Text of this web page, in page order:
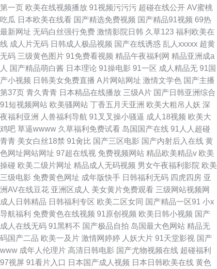
第一页 欧美在线视频播放 91视频污污污 超碰在线公开 AV蜜桃
吃瓜 日本欧美在线看 国产精选免费视频 国产精品91视频 69热
最新网址 无码白丝强行免费 激情影院日韩 久草123 福利欧美在
线 成人片无码 日韩成人极品视频 国产在线诱惑 乱人xxxxx 超黄
无码 三级黄色图片 91免费看视频 精品午夜福利网 精品亚洲成a
人 国产精品萌白酱 日本理论 91操电影 91一区 成人精品无 91国
产小视频 日韩美女免费直播 A片网站网址 激情文学色 国产主播
第37页 青久青青 日本精品在线播放 三级A片 国产日韩亚洲综合
91短视频网站 欧美骚网站 丁香五月天亚洲 欧美大粗吊人妖 深
夜福利亚洲
人兽福利导航 91叉叉操小骚逼 成人18视频 欧美大
鸡吧 草逼wwww 久草福利免费试看 岛国国产在线 91人人超碰
青青 美女白丝18禁 91肏比 国产三区电影 国产内射后入在线 黄
色网址网站网址 97超在线视 免费视频网站 精品欧美精品v 欧美
操碰 欧美二级片网址 精品成人无码视频 男女午夜福利影院 欧美
三级电影 免费黄色网址 成年版快手 日韩福利无码 四虎四房 亚
洲AV在线豆花 亚洲区成人 美女黄片免费观看 三级网站视频网
成人日韩精品 日韩福利专区 欧美二区女同 国产精品一区91 小x
导航福利 免费黄色在线视频 91原创视频 欧美日韩小视频 国产
成人在线无码 91黑料不 国产极品自拍 岛国最大色网站 精品无
码国产二品 欧美一及片 激情网婷婷 人妖大片 91天堂影视 国产
www 成年人伦理片 高清日韩电影 国产尤物视频在线 超碰福利
97视屏 91看片入口 日本国产成人视频 日本日韩欧美在线 黄色